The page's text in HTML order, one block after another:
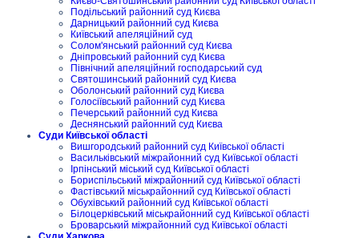
Подільський районний суд Києва
Дарницький районний суд Києва
Київський апеляційний суд
Солом'янський районний суд Києва
Дніпровський районний суд Києва
Північний апеляційний господарський суд
Святошинський районний суд Києва
Оболонський районний суд Києва
Голосіївський районний суд Києва
Печерський районний суд Києва
Деснянський районний суд Києва
Суди Київської області
Вишгородський районний суд Київської області
Васильківський міжрайонний суд Київської області
Ірпінський міський суд Київської області
Бориспільський міжрайонний суд Київської області
Фастівський міськрайонний суд Київської області
Обухівський районний суд Київської області
Білоцерківський міськрайонний суд Київської області
Броварський міжрайонний суд Київської області